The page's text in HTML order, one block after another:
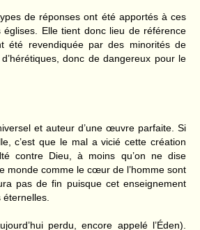
de réponses ont été apportés à ces
Elle tient donc lieu de référence
été revendiquée par des minorités de
donc de dangereux pour le
et auteur d’une œuvre parfaite. Si
c’est que le mal a vicié cette création
contre Dieu, à moins qu’on ne dise
monde comme le cœur de l’homme sont
pas de fin puisque cet enseignement
perdu, encore appelé l’Éden).